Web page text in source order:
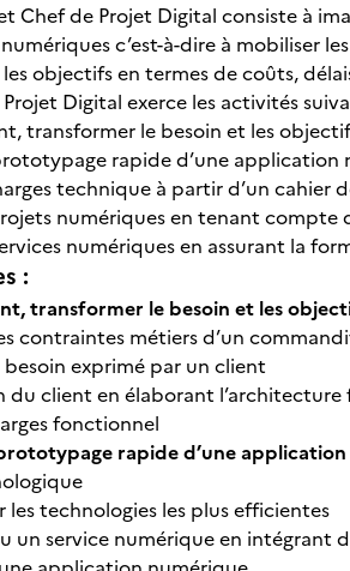
Chef de Projet Digital consiste à
c’est-à-dire à mobiliser
objectifs en termes de coûts,
Digital exerce les activités
transformer le besoin et les
rapide d’une
technique à partir d’un cahier
numériques en tenant
numériques en assurant la
:
transformer le besoin et les
contraintes métiers d’un
exprimé par un client
du client en élaborant
fonctionnel
rapide d’une
technologies les plus efficientes
un service numérique en intégrant